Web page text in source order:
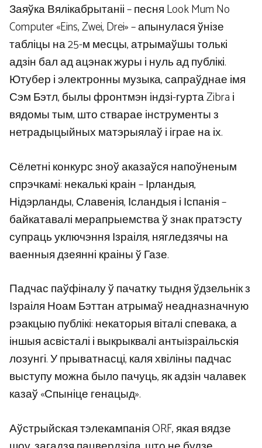
Заяўка Вялікабрытаніі – песня Look Mum No
Computer «Eins, Zwei, Drei» – апынулася ўнізе
табліцы на 25-м месцы, атрымаўшы толькі
адзін бал ад ацэнак журы і нуль ад публікі.
Ютубер і электронны музыка, сапраўднае імя
Сэм Бэтл, былы фронтмэн індзі-гурта Zibra і
вядомы тым, што стварае інструменты з
нетрадыцыйных матэрыялаў і іграе на іх.
Сёлетні конкурс зноў аказаўся напоўненым
спрэчкамі: некалькі краін – Ірландыя,
Нідэрланды, Славенія, Ісландыя і Іспанія –
байкатавалі мерапрыемства ў знак пратэсту
супраць уключэння Ізраіля, нягледзячы на ​​
ваенныя дзеянні краіны ў Газе.
Падчас паўфіналу ў пачатку тыдня ўдзельнік з
Ізраіля Ноам Бэттан атрымаў неадназначную
рэакцыю публікі: некаторыя віталі спевака, а
іншыя асвісталі і выкрыквалі антыізраільскія
лозунгі. У прыватнасці, каля хвіліны падчас
выступу можна было пачуць, як адзін чалавек
казаў «Спыніце генацыд».
Аўстрыйская тэлекампанія ORF, якая вядзе